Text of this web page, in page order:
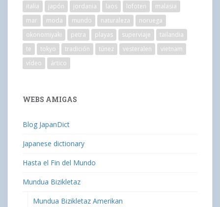
italia
japón jordania laos lofoten
malasia
mar
moda mundo naturaleza
noruega
okonomiyaki
petra playas superviaje
tailandia
te
tokyo tradición túnez vesteralen
vietnam
vídeo
ártico
WEBS AMIGAS
Blog JapanDict
Japanese dictionary
Hasta el Fin del Mundo
Mundua Bizikletaz
Mundua Bizikletaz Amerikan